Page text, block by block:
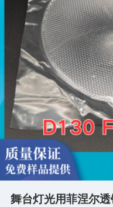
舞台灯光用菲涅尔透